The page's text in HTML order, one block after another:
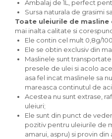
Paste bio fara gluten
Paste bio integrale
Paste bio pentru copii
Paste fainoase bio
Pateu, sosuri si conserve
Conserve de peste bio
Crenvursti si pateu din carne bio
Pateu bio si creme vegetale
Sosuri bio
Produse din tomate
Ketchup bio
Ambalaj de 1L, perfect
Sursa naturala de grasimi
Toate uleiurile de masline
mai inalta calitate si
Ele contin cel mult 0,8g/
Ele se obtin exclusiv din
Maslinele sunt
presele de ulei si acolo
asa fel incat maslinele sa
mareasca continutul de
Acestea nu sunt extrase,
uleiuri;
Ele sunt din punct de
pozitiv pentru uleiurile de
amarui, aspru) si provin